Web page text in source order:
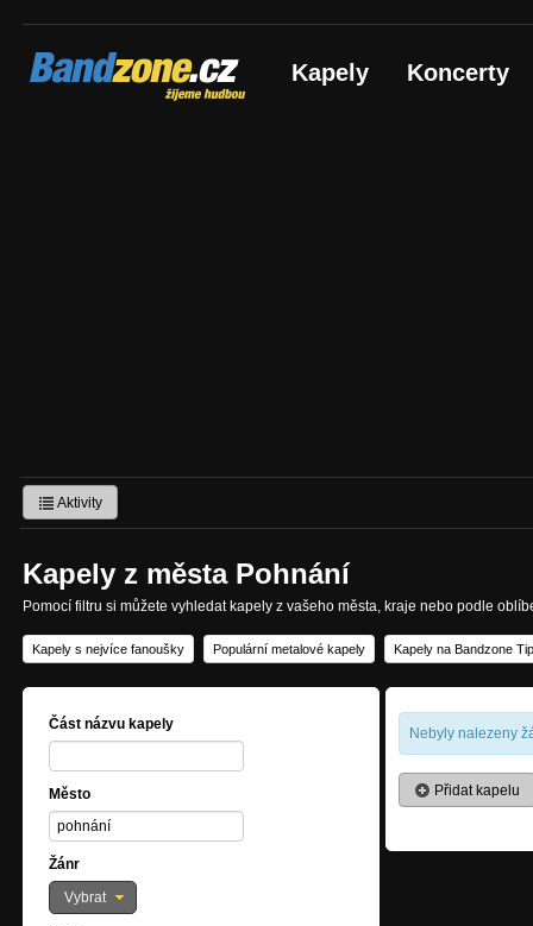
Bandzone.cz
žijeme hudbou Kapely Koncerty
Aktivity
Kapely z města Pohnání
Pomocí filtru si můžete vyhledat kapely z vašeho města, kraje nebo podle
Kapely s nejvíce fanoušky Populární metalové kapely Kapely na Bandzone
Část názvu kapely
Město
Žánr
Vybrat
Nebyly nalezeny
Přidat kapelu